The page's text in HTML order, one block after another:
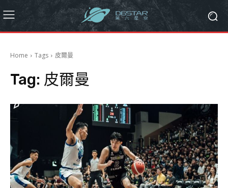
Home Tags 皮爾曼
Tag: 皮爾曼